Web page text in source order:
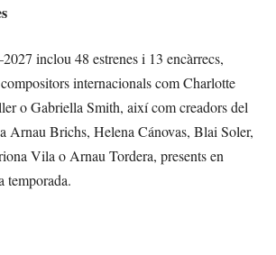
inclou 48 estrenes i 13 encàrrecs,
internacionals com Charlotte
o Gabriella Smith, així com creadors del
Arnau Brichs, Helena Cánovas, Blai Soler,
Vila o Arnau Tordera, presents en
temporada.